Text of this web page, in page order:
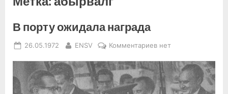
В порту ожидала награда
Posted
26.05.1972 By
ENSV Комментариевк
В
порту
ожидала
нет